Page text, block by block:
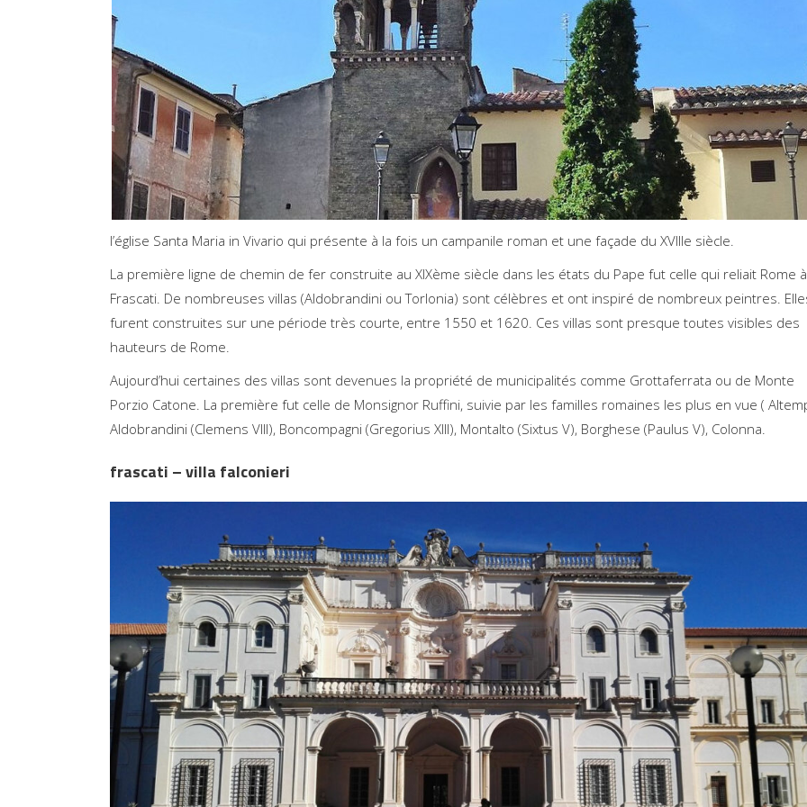
l’église Santa Maria in Vivario qui présente à la fois un campanile roman et une façade du XVIIIe siècle.
La première ligne de chemin de fer construite au XIXème siècle dans les états du Pape fut celle qui reliait Rome à
Frascati. De nombreuses villas (Aldobrandini ou Torlonia) sont célèbres et ont inspiré de nombreux peintres.
furent construites sur une période très courte, entre 1550 et 1620. Ces villas sont presque toutes visibles des
hauteurs de Rome.
Aujourd’hui certaines des villas sont devenues la propriété de municipalités comme Grottaferrata ou de Monte
Porzio Catone. La première fut celle de Monsignor Ruffini, suivie par les familles romaines les plus en vue (
Aldobrandini (Clemens VIII), Boncompagni (Gregorius XIII), Montalto (Sixtus V), Borghese (Paulus V), Colonna.
frascati – villa falconieri